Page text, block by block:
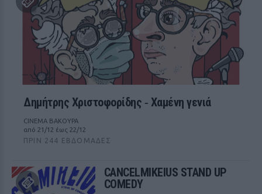
Δημήτρης Χριστοφορίδης ‑ Χαμένη γενιά
CINEMA ΒΑΚΟΥΡΑ
από 21/12 έως 22/12
ΠΡΙΝ 244 ΕΒΔΟΜΆΔΕΣ
CANCELMIKEIUS STAND UP
COMEDY